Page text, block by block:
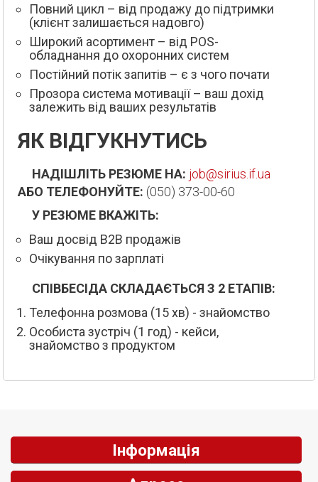
Повний цикл – від продажу до підтримки
(клієнт залишається надовго)
Широкий асортимент – від POS-
обладнання до охоронних систем
Постійний потік запитів – є з чого почати
Прозора система мотивації – ваш дохід
залежить від ваших результатів
ЯК ВІДГУКНУТИСЬ
НАДІШЛІТЬ РЕЗЮМЕ НА: job@sirius.if.ua
АБО ТЕЛЕФОНУЙТЕ: (050) 373-00-60
У РЕЗЮМЕ ВКАЖІТЬ:
Ваш досвід B2B продажів
Очікування по зарплаті
СПІВБЕСІДА СКЛАДАЄТЬСЯ З 2 ЕТАПІВ:
Телефонна розмова (15 хв) - знайомство
Особиста зустріч (1 год) - кейси,
знайомство з продуктом
Інформація